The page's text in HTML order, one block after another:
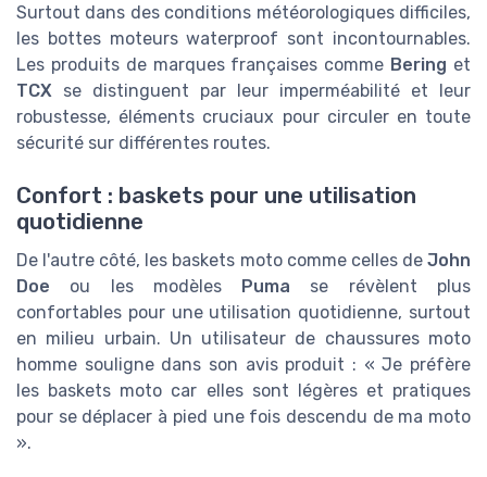
Surtout dans des conditions météorologiques difficiles,
les bottes moteurs waterproof sont incontournables.
Les produits de marques françaises comme Bering et
TCX se distinguent par leur imperméabilité et leur
robustesse, éléments cruciaux pour circuler en toute
sécurité sur différentes routes.
Confort : baskets pour une utilisation
quotidienne
De l'autre côté, les baskets moto comme celles de John
Doe ou les modèles Puma se révèlent plus
confortables pour une utilisation quotidienne, surtout
en milieu urbain. Un utilisateur de chaussures moto
homme souligne dans son avis produit : « Je préfère
les baskets moto car elles sont légères et pratiques
pour se déplacer à pied une fois descendu de ma moto
».